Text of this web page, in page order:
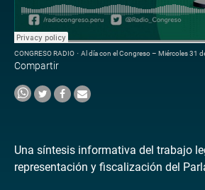
CONGRESO RADIO · Al día con el Congreso – Miércoles 31
Compartir
Una síntesis informativa del trabajo
representación y fiscalización del